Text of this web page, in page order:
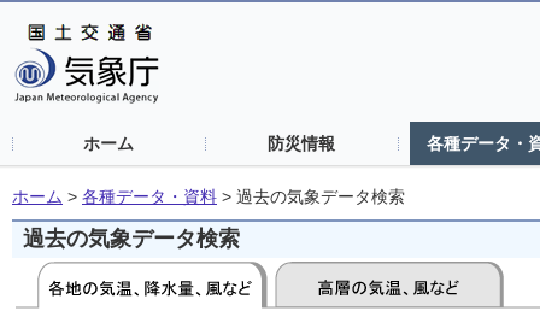
ホーム 防災情報 各種データ・
ホーム > 各種データ・資料 > 過去の気象データ検索
過去の気象データ検索